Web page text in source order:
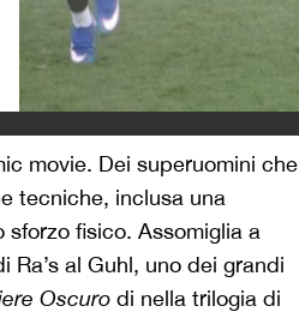
movie. Dei superuomini che
tecniche, inclusa una
fisico. Assomiglia a
al Guhl, uno dei grandi
Oscuro di nella trilogia di